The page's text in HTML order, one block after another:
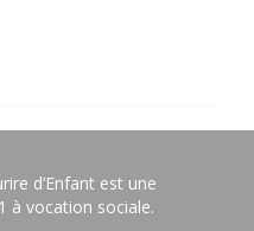
d’Enfant est une
à vocation sociale.